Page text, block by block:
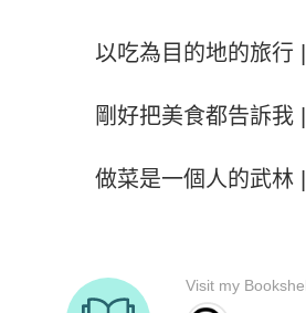
以吃為目的地的旅行 |
剛好把美食都告訴我 |
做菜是一個人的武林 |